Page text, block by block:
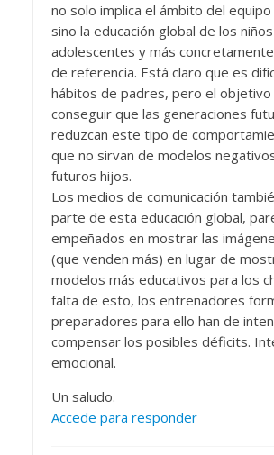
no solo implica el ámbito del
sino la educación global de los
adolescentes y más
de referencia. Está claro que es
hábitos de padres, pero el objetivo
conseguir que las generaciones
reduzcan este tipo de
que no sirvan de modelos
futuros hijos.
Los medios de comunicación
parte de esta educación global,
empeñados en mostrar las
(que venden más) en lugar de
modelos más educativos para los
falta de esto, los entrenadores
preparadores para ello han de
compensar los posibles déficits.
emocional.
Un saludo.
Accede para responder